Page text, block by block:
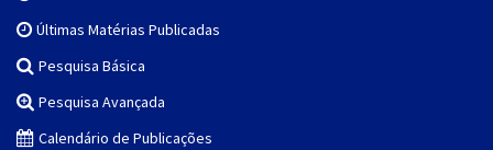
Últimas Matérias Publicadas
Pesquisa Básica
Pesquisa Avançada
Calendário de Publicações